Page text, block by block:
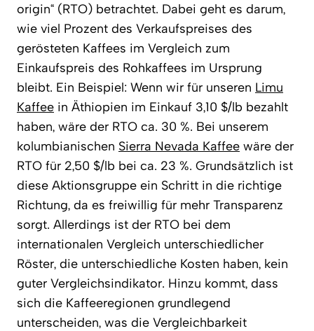
origin“ (RTO) betrachtet. Dabei geht es darum,
wie viel Prozent des Verkaufspreises des
gerösteten Kaffees im Vergleich zum
Einkaufspreis des Rohkaffees im Ursprung
bleibt. Ein Beispiel: Wenn wir für unseren Limu
Kaffee in Äthiopien im Einkauf 3,10 $/lb bezahlt
haben, wäre der RTO ca. 30 %. Bei unserem
kolumbianischen Sierra Nevada Kaffee wäre der
RTO für 2,50 $/lb bei ca. 23 %. Grundsätzlich ist
diese Aktionsgruppe ein Schritt in die richtige
Richtung, da es freiwillig für mehr Transparenz
sorgt. Allerdings ist der RTO bei dem
internationalen Vergleich unterschiedlicher
Röster, die unterschiedliche Kosten haben, kein
guter Vergleichsindikator. Hinzu kommt, dass
sich die Kaffeeregionen grundlegend
unterscheiden, was die Vergleichbarkeit